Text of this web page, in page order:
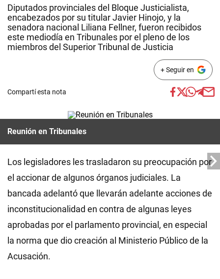
Diputados provinciales del Bloque Justicialista,
encabezados por su titular Javier Hinojo, y la
senadora nacional Liliana Fellner, fueron recibidos
este mediodía en Tribunales por el pleno de los
miembros del Superior Tribunal de Justicia
+ Seguir en
Compartí esta nota
Reunión en Tribunales
Los legisladores les trasladaron su preocupación por
el accionar de algunos órganos judiciales. La
bancada adelantó que llevarán adelante acciones de
inconstitucionalidad en contra de algunas leyes
aprobadas por el parlamento provincial, en especial
la norma que dio creación al Ministerio Público de la
Acusación.